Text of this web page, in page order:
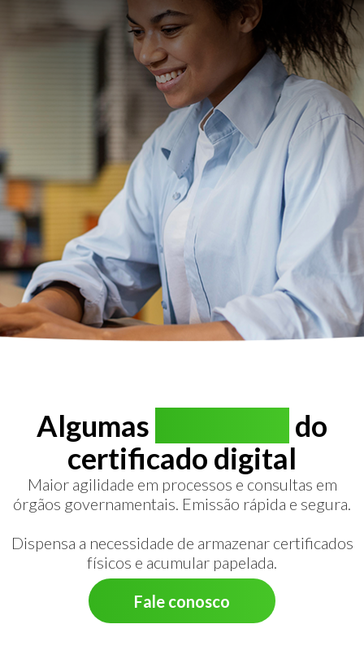
Algumas
do
certificado digital
Maior agilidade em processos e consultas em
órgãos governamentais. Emissão rápida e segura.
Dispensa a necessidade de armazenar certificados
físicos e acumular papelada.
Fale conosco